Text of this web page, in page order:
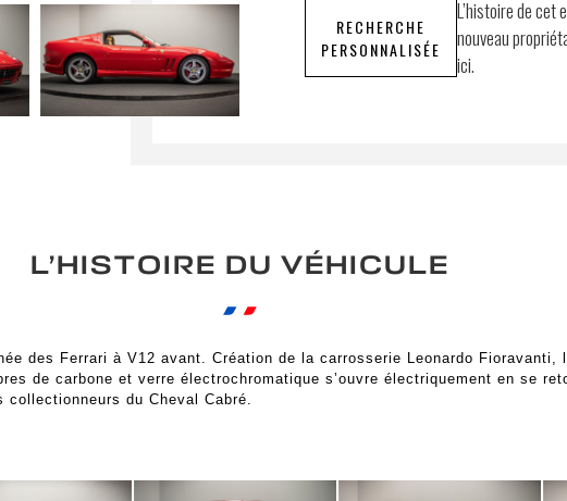
RECHERCHE
PERSONNALISÉE
L’histoire de cet
nouveau
ici.
L’HISTOIRE DU VÉHICULE
des Ferrari à V12 avant. Création de la carrosserie Leonardo Fioravanti,
de carbone et verre électrochromatique s’ouvre électriquement en se
collectionneurs du Cheval Cabré.